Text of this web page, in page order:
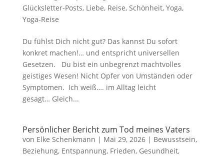
Glücksletter-Posts, Liebe, Reise, Schönheit, Yoga,
Yoga-Reise
Du fühlst Dich nicht gut? Das kannst Du sofort
konkret machen!… und entspricht universellen
Gesetzen. Du bist ein unbegrenzt machtvolles
geistiges Wesen! Nicht Opfer von Umständen oder
Symptomen. Ich weiß…. im Alltag leicht
gesagt… Gleich...
Persönlicher Bericht zum Tod meines Vaters
von Elke Schenkmann | Mai 29, 2026| Bewusstsein,
Beziehung, Entspannung, Frieden, Gesundheit,